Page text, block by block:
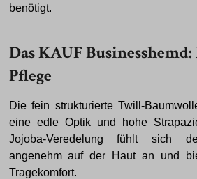
benötigt.
Das KAUF
Pflege
Die fein strukturierte Twill-
eine edle Optik und hohe
Jojoba-Veredelung fühlt sich
angenehm auf der Haut an und
Tragekomfort.